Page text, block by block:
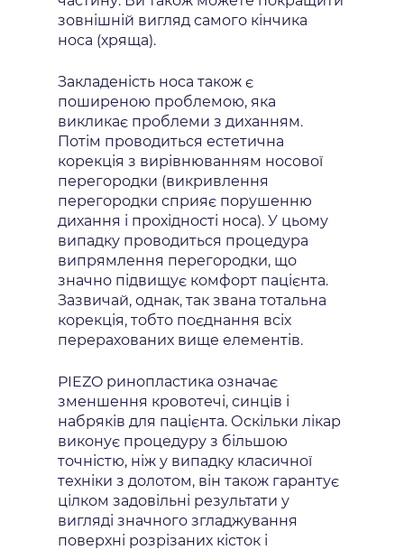
зовнішній вигляд самого кінчика
носа (хряща).
Закладеність носа також є
поширеною проблемою, яка
викликає проблеми з диханням.
Потім проводиться естетична
корекція з вирівнюванням носової
перегородки (викривлення
перегородки сприяє порушенню
дихання і прохідності носа). У цьому
випадку проводиться процедура
випрямлення перегородки, що
значно підвищує комфорт пацієнта.
Зазвичай, однак, так звана тотальна
корекція, тобто поєднання всіх
перерахованих вище елементів.
PIEZO ринопластика означає
зменшення кровотечі, синців і
набряків для пацієнта. Оскільки лікар
виконує процедуру з більшою
точністю, ніж у випадку класичної
техніки з долотом, він також гарантує
цілком задовільні результати у
вигляді значного згладжування
поверхні розрізаних кісток і